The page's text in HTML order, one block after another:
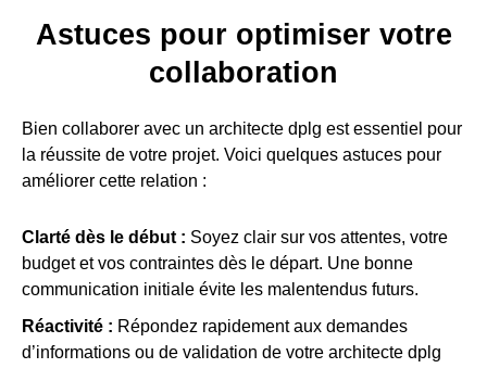
Astuces pour optimiser votre
collaboration
Bien collaborer avec un architecte dplg est essentiel pour
la réussite de votre projet. Voici quelques astuces pour
améliorer cette relation :
Clarté dès le début : Soyez clair sur vos attentes, votre
budget et vos contraintes dès le départ. Une bonne
communication initiale évite les malentendus futurs.
Réactivité : Répondez rapidement aux demandes
d’informations ou de validation de votre architecte dplg